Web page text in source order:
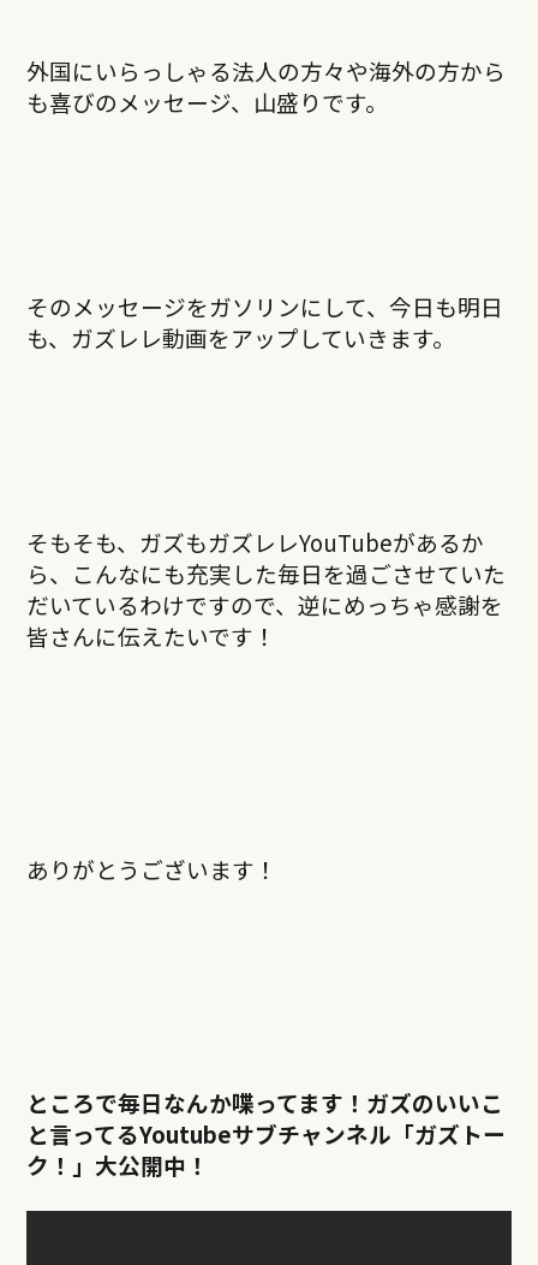
外国にいらっしゃる法人の方々や海外の方から
も喜びのメッセージ、山盛りです。
そのメッセージをガソリンにして、今日も明日
も、ガズレレ動画をアップしていきます。
そもそも、ガズもガズレレYouTubeがあるか
ら、こんなにも充実した毎日を過ごさせていた
だいているわけですので、逆にめっちゃ感謝を
皆さんに伝えたいです！
ありがとうございます！
ところで毎日なんか喋ってます！ガズのいいこ
と言ってるYoutubeサブチャンネル「ガズトー
ク！」大公開中！